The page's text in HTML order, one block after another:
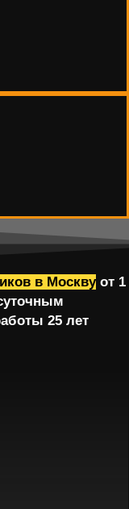
в Москву от 1
25 лет